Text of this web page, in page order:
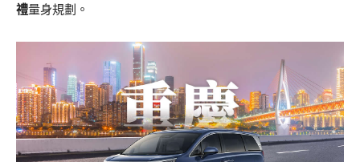
禮量身規劃。